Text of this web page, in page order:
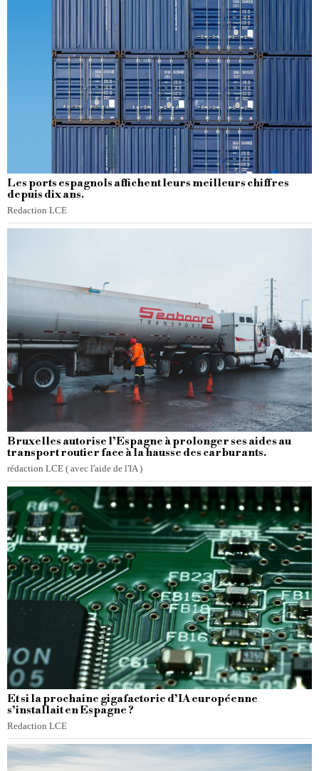
Les ports espagnols affichent leurs meilleurs chiffres
depuis dix ans.
Redaction LCE
Bruxelles autorise l’Espagne à prolonger ses aides au
transport routier face à la hausse des carburants.
rédaction LCE ( avec l'aide de l'IA )
Et si la prochaine gigafactorie d’IA européenne
s’installait en Espagne ?
Redaction LCE